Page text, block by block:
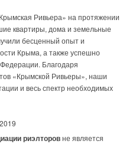
Ривьера» на протяжении
квартиры, дома и земельные
бесценный опыт и
Крыма, а также успешно
Благодаря
«Крымской Ривьеры», наши
и весь спектр необходимых
риэлторовне является